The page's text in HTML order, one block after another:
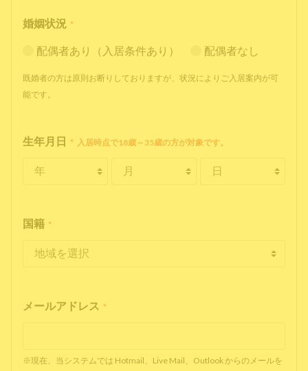
婚姻状況 *
配偶者あり（入居条件あり） 配偶者なし
既婚者の方は原則お断りしておりますが、状況によりご入居案内が可
能です。
生年月日 * 入居時点で18歳～35歳の方が対象です。
国籍 *
メールアドレス *
※現在、当システムでは Hotmail、Live Mail、Outlook からのメールを